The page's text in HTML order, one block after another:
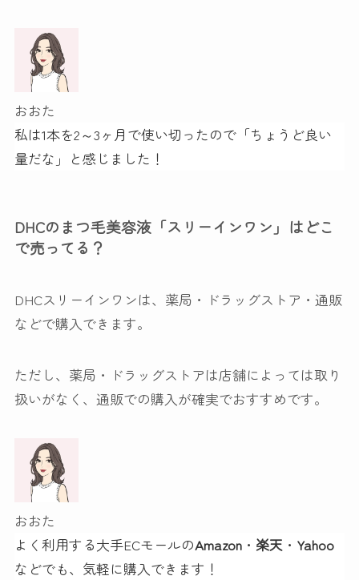
おおた
私は1本を2～3ヶ月で使い切ったので「ちょうど良い
量だな」と感じました！
DHCのまつ毛美容液「スリーインワン」はどこ
で売ってる？
DHCスリーインワンは、薬局・ドラッグストア・通販
などで購入できます。
ただし、薬局・ドラッグストアは店舗によっては取り
扱いがなく、通販での購入が確実でおすすめです。
おおた
よく利用する大手ECモールのAmazon・ 楽天・ Yahoo
などでも、気軽に購入できます！